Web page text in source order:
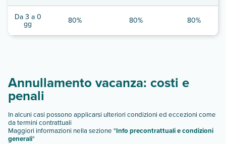
Da 3 a 0
gg 80% 80% 80%
Annullamento vacanza: costi e
penali
In alcuni casi possono applicarsi ulteriori condizioni ed eccezioni come
da termini contrattuali
Maggiori informazioni nella sezione "Info precontrattuali e condizioni
generali"